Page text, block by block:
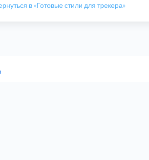
в «Готовые стили для трекера»